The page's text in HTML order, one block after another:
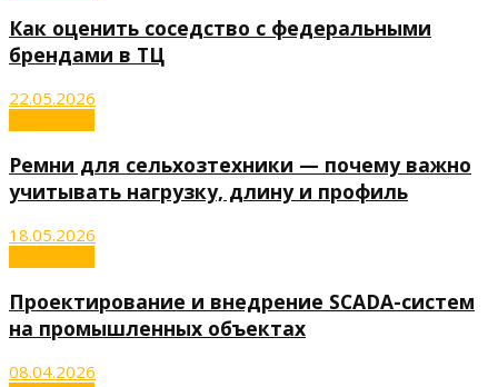
Как оценить соседство с федеральными
брендами в ТЦ
22.05.2026
Ремни для сельхозтехники — почему важно
учитывать нагрузку, длину и профиль
18.05.2026
Проектирование и внедрение SCADA-систем
на промышленных объектах
08.04.2026